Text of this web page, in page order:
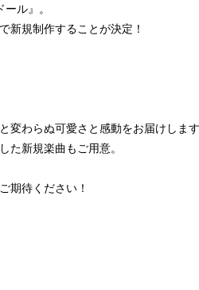
ル』。
新規制作することが決定！
わらぬ可愛さと感動をお届けします
た新規楽曲もご用意。
期待ください！